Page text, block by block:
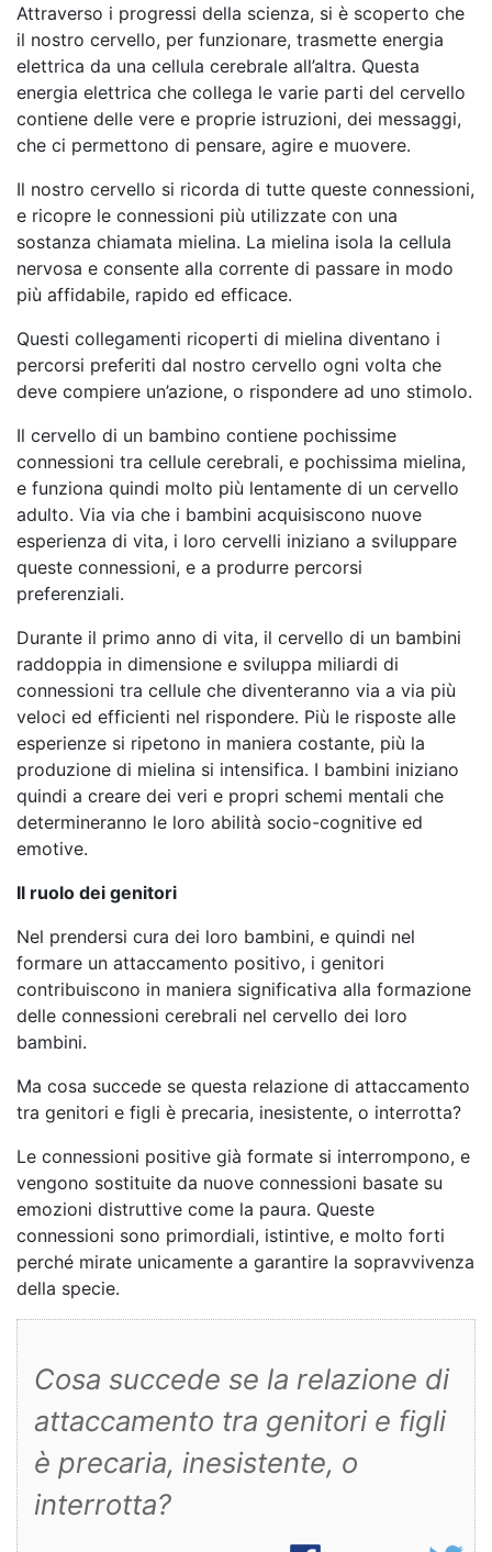
Attraverso i progressi della scienza, si è scoperto che
il nostro cervello, per funzionare, trasmette energia
elettrica da una cellula cerebrale all’altra. Questa
energia elettrica che collega le varie parti del cervello
contiene delle vere e proprie istruzioni, dei messaggi,
che ci permettono di pensare, agire e muovere.
Il nostro cervello si ricorda di tutte queste connessioni,
e ricopre le connessioni più utilizzate con una
sostanza chiamata mielina. La mielina isola la cellula
nervosa e consente alla corrente di passare in modo
più affidabile, rapido ed efficace.
Questi collegamenti ricoperti di mielina diventano i
percorsi preferiti dal nostro cervello ogni volta che
deve compiere un’azione, o rispondere ad uno stimolo.
Il cervello di un bambino contiene pochissime
connessioni tra cellule cerebrali, e pochissima mielina,
e funziona quindi molto più lentamente di un cervello
adulto. Via via che i bambini acquisiscono nuove
esperienza di vita, i loro cervelli iniziano a sviluppare
queste connessioni, e a produrre percorsi
preferenziali.
Durante il primo anno di vita, il cervello di un bambini
raddoppia in dimensione e sviluppa miliardi di
connessioni tra cellule che diventeranno via a via più
veloci ed efficienti nel rispondere. Più le risposte alle
esperienze si ripetono in maniera costante, più la
produzione di mielina si intensifica. I bambini iniziano
quindi a creare dei veri e propri schemi mentali che
determineranno le loro abilità socio-cognitive ed
emotive.
Il ruolo dei genitori
Nel prendersi cura dei loro bambini, e quindi nel
formare un attaccamento positivo, i genitori
contribuiscono in maniera significativa alla formazione
delle connessioni cerebrali nel cervello dei loro
bambini.
Ma cosa succede se questa relazione di attaccamento
tra genitori e figli è precaria, inesistente, o interrotta?
Le connessioni positive già formate si interrompono, e
vengono sostituite da nuove connessioni basate su
emozioni distruttive come la paura. Queste
connessioni sono primordiali, istintive, e molto forti
perché mirate unicamente a garantire la sopravvivenza
della specie.
Cosa succede se la relazione di
attaccamento tra genitori e figli
è precaria, inesistente, o
interrotta?